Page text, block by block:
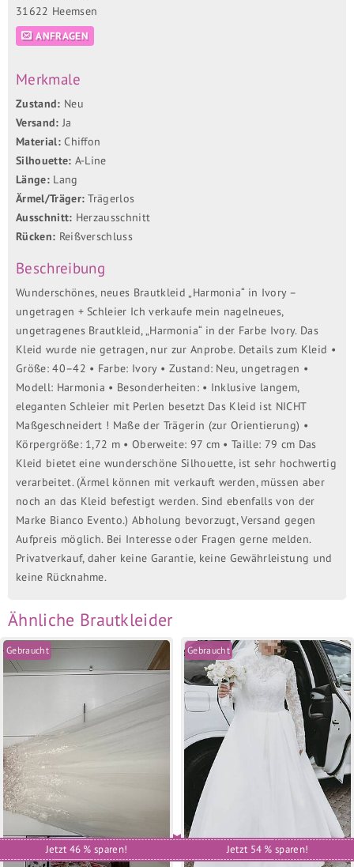
31622 Heemsen
ANFRAGEN
Merkmale
Zustand: Neu
Versand: Ja
Material:Chiffon
Silhouette: A-Line
Länge:Lang
Ärmel/Träger: Trägerlos
Ausschnitt: Herzausschnitt
Rücken: Reißverschluss
Beschreibung
Wunderschönes, neues Brautkleid „Harmonia“ in Ivory –
ungetragen + Schleier Ich verkaufe mein nagelneues,
ungetragenes Brautkleid, „Harmonia“ in der Farbe Ivory. Das
Kleid wurde nie getragen, nur zur Anprobe. Details zum Kleid •
Größe: 40–42 • Farbe: Ivory • Zustand: Neu, ungetragen •
Modell: Harmonia • Besonderheiten: • Inklusive langem,
eleganten Schleier mit Perlen besetzt Das Kleid ist NICHT
Maßgeschneidert ! Maße der Trägerin (zur Orientierung) •
Körpergröße: 1,72 m • Oberweite: 97 cm • Taille: 79 cm Das
Kleid bietet eine wunderschöne Silhouette, ist sehr hochwertig
verarbeitet. (Ärmel können mit verkauft werden, müssen aber
noch an das Kleid befestigt werden. Sind ebenfalls von der
Marke Bianco Evento.) Abholung bevorzugt, Versand gegen
Aufpreis möglich. Bei Interesse oder Fragen gerne melden.
Privatverkauf, daher keine Garantie, keine Gewährleistung und
keine Rücknahme.
Ähnliche Brautkleider
Gebraucht
Jetzt 46 % sparen!
Gebraucht
Jetzt 54 % sparen!